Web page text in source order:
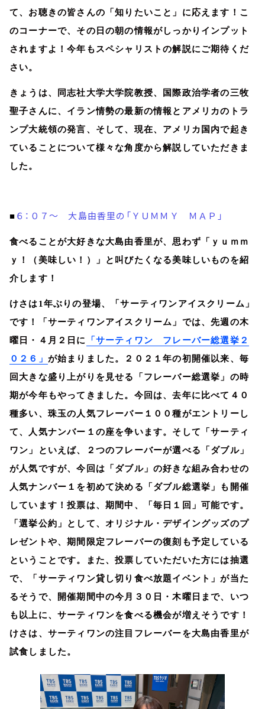
て、お聴きの皆さんの「知りたいこと」に応えます！こ
のコーナーで、その日の朝の情報がしっかりインプット
されますよ！今年もスペシャリストの解説にご期待くだ
さい。
きょうは、同志社大学大学院教授、国際政治学者の三牧
聖子さんに、イラン情勢の最新の情報とアメリカのトラ
ンプ大統領の発言、そして、現在、アメリカ国内で起き
ていることについて様々な角度から解説していただきま
した。
■ ６：０７～ 大島由香里の「ＹＵＭＭＹ ＭＡＰ」
食べることが大好きな大島由香里が、思わず「ｙｕｍｍ
ｙ！（美味しい！）」と叫びたくなる美味しいものを紹
介します！
けさは1年ぶりの登場、「サーティワンアイスクリーム」
です！
「サーティワンアイスクリーム」では、先週の木
曜日・４月２日に
「サーティワン フレーバー総選挙２
０２６」 が始まりました。２０２１年の初開催以来、毎
回大きな盛り上がりを見せる「フレーバー総選挙」の時
期が今年もやってきました。今回は、去年に比べて４０
種多い、珠玉の人気フレーバー１００種がエントリーし
て、人気ナンバー１の座を争います。そして「サーティ
ワン」といえば、２つのフレーバーが選べる「ダブル」
が人気ですが、今回は「ダブル」の好きな組み合わせの
人気ナンバー１を初めて決める「ダブル総選挙」も開催
しています！投票は、期間中、「毎日１回」可能です。
「選挙公約」として、オリジナル・デザイングッズのプ
レゼントや、期間限定フレーバーの復刻も予定している
ということです。また、投票していただいた方には抽選
で、「サーティワン貸し切り食べ放題イベント」が当た
るそうで、開催期間中の今月３０日・木曜日まで、いつ
も以上に、サーティワンを食べる機会が増えそうです！
けさは、サーティワンの注目フレーバーを大島由香里が
試食しました。